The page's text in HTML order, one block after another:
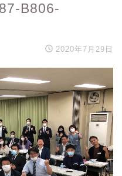
B806-
2020年7月29日